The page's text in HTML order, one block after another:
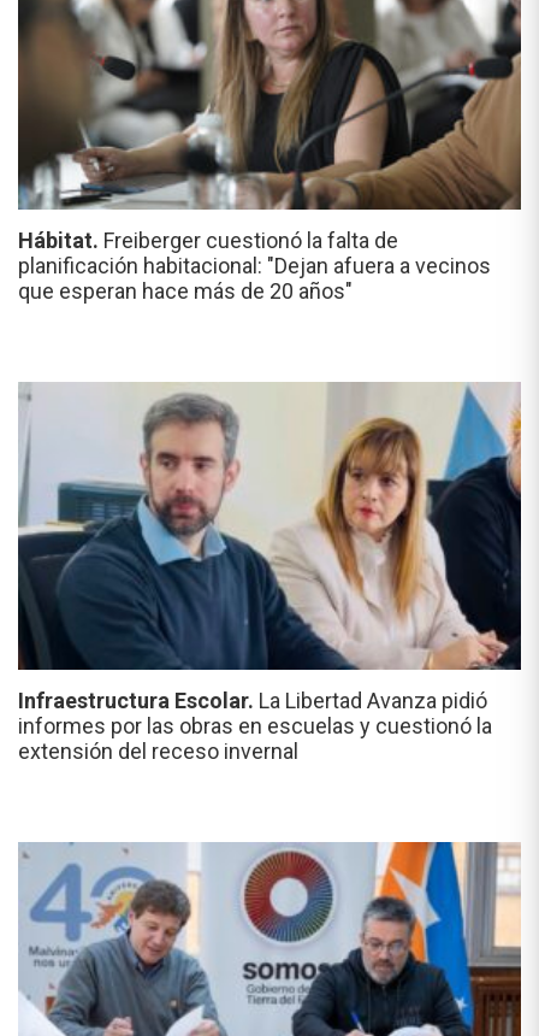
Hábitat. Freiberger cuestionó la falta de
planificación habitacional: "Dejan afuera a vecinos
que esperan hace más de 20 años"
Infraestructura Escolar. La Libertad Avanza pidió
informes por las obras en escuelas y cuestionó la
extensión del receso invernal